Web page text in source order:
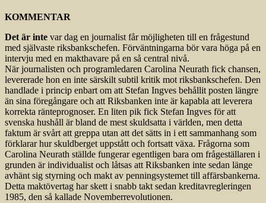
KOMMENTAR
Det är inte var dag en journalist får möjligheten till en frågestund
med självaste riksbankschefen. Förväntningarna bör vara höga på en
intervju med en makthavare på en så central nivå.
När journalisten och programledaren Carolina Neurath fick chansen,
levererade hon en inte särskilt subtil kritik mot riksbankschefen. Den
handlade i princip enbart om att Stefan Ingves behållit posten längre
än sina föregångare och att Riksbanken inte är kapabla att leverera
korrekta ränteprognoser. En liten pik fick Stefan Ingves för att
svenska hushåll är bland de mest skuldsatta i världen, men detta
faktum är svårt att greppa utan att det sätts in i ett sammanhang som
förklarar hur skuldberget uppstått och fortsatt växa. Frågorna som
Carolina Neurath ställde fungerar egentligen bara om frågeställaren i
grunden är individualist och låtsas att Riksbanken inte sedan länge
avhänt sig styrning och makt av penningsystemet till affärsbankerna.
Detta maktövertag har skett i snabb takt sedan kreditavregleringen
1985, den så kallade Novemberrevolutionen.